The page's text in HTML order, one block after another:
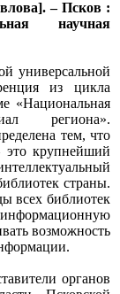
– Псков :
научная
универсальной
из цикла
«Национальная
региона».
тем, что
это крупнейший
страны.
всех библиотек
возможность
органов